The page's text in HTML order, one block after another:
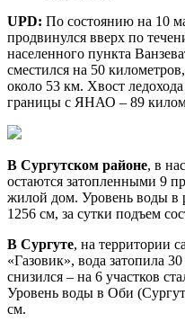
UPD: По состоянию на 10
продвинулся вверх по
населенного пункта
сместился на 50
около 53 км. Хвост
границы с ЯНАО – 89
В Сургутском районе, в
остаются затопленными 9
жилой дом. Уровень воды в
1256 см, за сутки подъем
В Сургуте, на территории
«Газовик», вода затопила
снизился – на 6 участков
Уровень воды в Оби
см.